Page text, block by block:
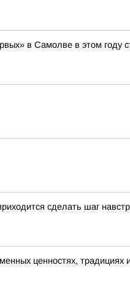
в Самолве в этом году
сделать шаг
ценностях, традициях